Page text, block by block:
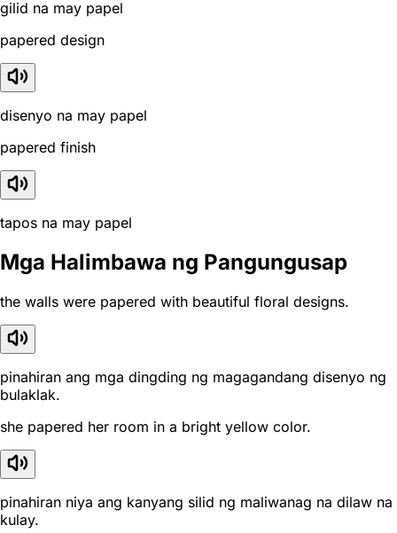
gilid na may papel
papered design
disenyo na may papel
papered finish
tapos na may papel
Mga Halimbawa ng Pangungusap
the walls were papered with beautiful floral designs.
pinahiran ang mga dingding ng magagandang disenyo ng
bulaklak.
she papered her room in a bright yellow color.
pinahiran niya ang kanyang silid ng maliwanag na dilaw na
kulay.